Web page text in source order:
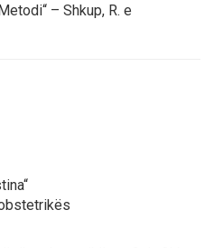
– Shkup, R. e